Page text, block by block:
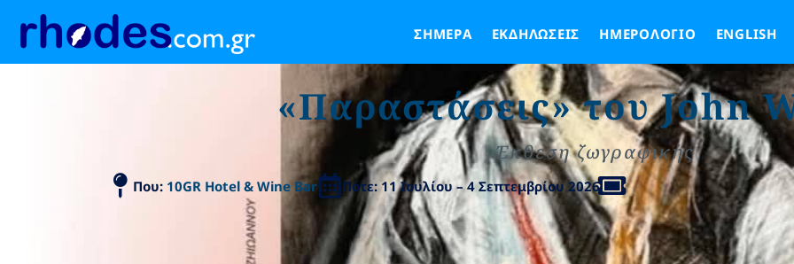
ΣΉΜΕΡΑ ΕΚΔΗΛΏΣΕΙΣ ΗΜΕΡΟΛΌΓΙΟ ENGLISH
«Παραστάσεις» του John
Έκθεση ζωγραφικής
Που: 10GR Hotel & Wine Bar Πότε: 11 Ιουλίου – 4 Σεπτεμβρίου 2026